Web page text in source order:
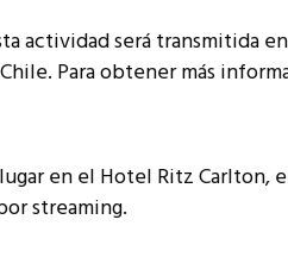
actividad será transmitida
Para obtener más
en el Hotel Ritz Carlton,
streaming.